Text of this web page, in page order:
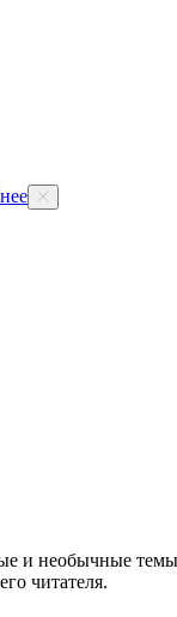
и необычные
читателя.